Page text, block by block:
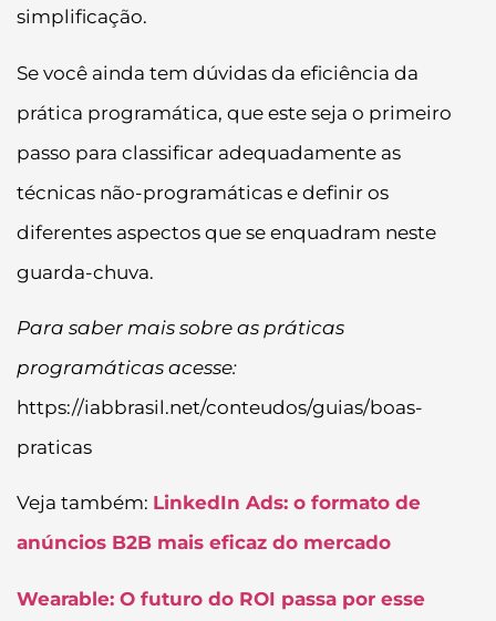
simplificação.
Se você ainda tem dúvidas da eficiência da
prática programática, que este seja o primeiro
passo para classificar adequadamente as
técnicas não-programáticas e definir os
diferentes aspectos que se enquadram neste
guarda-chuva.
Para saber mais sobre as práticas
programáticas acesse:
https://iabbrasil.net/conteudos/guias/boas-
praticas
Veja também: LinkedIn Ads: o formato de
anúncios B2B mais eficaz do mercado
Wearable: O futuro do ROI passa por esse